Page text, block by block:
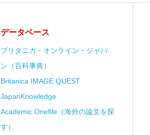
データベース
ブリタニカ・オンライン・ジャパ
ン（百科事典）
Britanica IMAGE QUEST
JapanKnowledge
Academic Onefile（海外の論文を探
す）